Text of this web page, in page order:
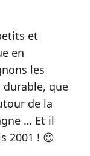
et
en
les
que
de la
… Et il
2001 ! 😊